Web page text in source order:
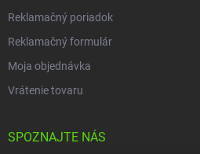
Reklamačný poriadok
Reklamačný formulár
Moja objednávka
Vrátenie tovaru
SPOZNAJTE NÁS